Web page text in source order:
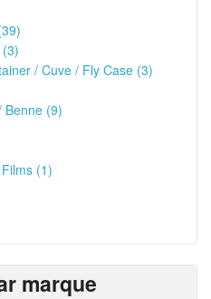
/ Cuve / Fly Case (3)
Benne (9)
(1)
marque